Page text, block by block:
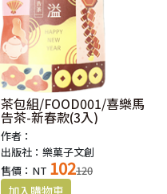
茶包組/FOOD001/喜樂馬
告茶-新春款(3入)
作者：
出版社：樂菓子文創
售價：NT 102120